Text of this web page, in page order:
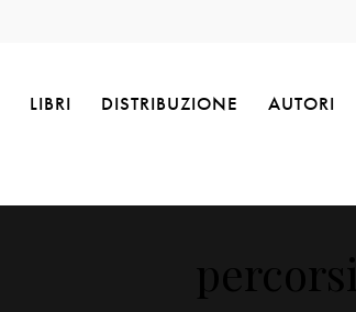
LIBRI DISTRIBUZIONE AUTORI